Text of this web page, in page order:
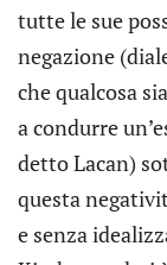
tutte le sue
negazione
che qualcosa
a condurre
detto Lacan)
questa
e senza